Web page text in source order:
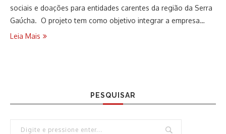
sociais e doações para entidades carentes da região da Serra
Gaúcha. O projeto tem como objetivo integrar a empresa…
Leia Mais
PESQUISAR